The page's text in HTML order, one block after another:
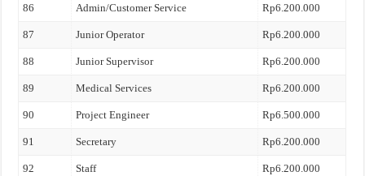
86 Admin/Customer Service Rp6.200.000
87 Junior Operator Rp6.200.000
88 Junior Supervisor Rp6.200.000
89 Medical Services Rp6.200.000
90 Project Engineer Rp6.500.000
91 Secretary Rp6.200.000
92 Staff Rp6.200.000